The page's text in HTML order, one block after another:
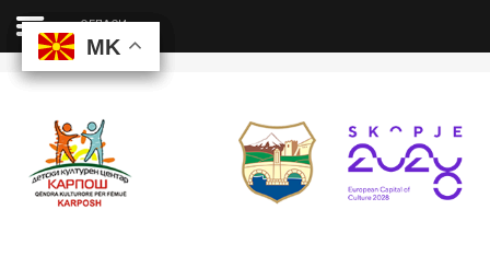
MK
MK
ДКЦ
ОДНОСИ СО ЈАВНОСТ
ОГЛАСИ
MK
MK
Пребарајте на нашата веб страна